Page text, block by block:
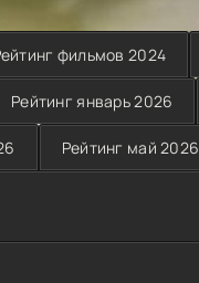
фильмов 2024
Рейтинг январь 2026
Рейтинг май 2026